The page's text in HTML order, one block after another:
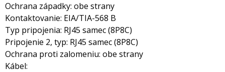
Ochrana západky: obe strany
Kontaktovanie: EIA/TIA-568 B
Typ pripojenia: RJ45 samec (8P8C)
Pripojenie 2, typ: RJ45 samec (8P8C)
Ochrana proti zalomeniu: obe strany
Kábel: